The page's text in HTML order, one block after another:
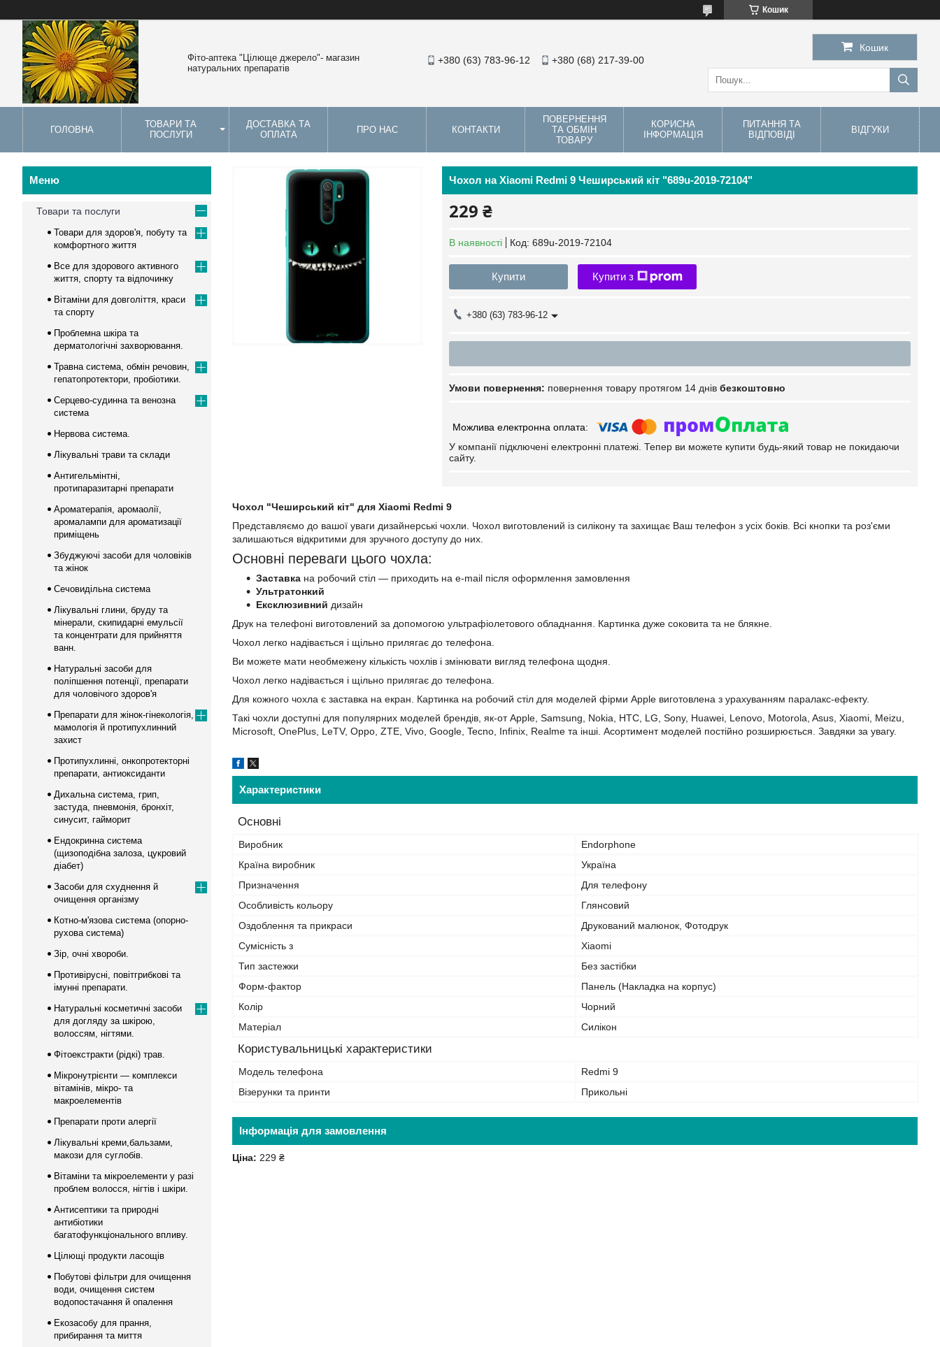
Кошик
Фіто-аптека "Цілюще джерело"- магазин
натуральних препаратів
+380 (63) 783-96-12 +380 (68) 217-39-00
Кошик
ГОЛОВНА
ТОВАРИ ТА
ПОСЛУГИ
ДОСТАВКА ТА
ОПЛАТА
ПРО НАС КОНТАКТИ
ПОВЕРНЕННЯ
ТА ОБМІН
ТОВАРУ
КОРИСНА
ІНФОРМАЦІЯ
ПИТАННЯ ТА
ВІДПОВІДІ
ВІДГУКИ
Чохол на Xiaomi Redmi 9 Чеширський кіт "689u-2019-72104"
229 ₴
В наявності Код: 689u-2019-72104
Купити Купити з
+380 (63) 783-96-12
повернення товару протягом 14 днів безкоштовно
У компанії підключені електронні платежі. Тепер ви можете купити будь-який товар не покидаючи
сайту.
Чохол "Чеширський кіт" для Xiaomi Redmi 9
Представляємо до вашої уваги дизайнерські чохли. Чохол виготовлений із силікону та захищає Ваш телефон з усіх боків. Всі кнопки та роз'єми
залишаються відкритими для зручного доступу до них.
Основні переваги цього чохла:
Заставка на робочий стіл — приходить на e-mail після оформлення замовлення
Ультратонкий
Ексклюзивний дизайн
Друк на телефоні виготовлений за допомогою ультрафіолетового обладнання. Картинка дуже соковита та не блякне.
Чохол легко надівається і щільно прилягає до телефона.
Ви можете мати необмежену кількість чохлів і змінювати вигляд телефона щодня.
Чохол легко надівається і щільно прилягає до телефона.
Для кожного чохла є заставка на екран. Картинка на робочий стіл для моделей фірми Apple виготовлена з урахуванням паралакс-ефекту.
Такі чохли доступні для популярних моделей брендів, як-от Apple, Samsung, Nokia, HTC, LG, Sony, Huawei, Lenovo, Motorola, Asus, Xiaomi, Meizu,
Microsoft, OnePlus, LeTV, Oppo, ZTE, Vivo, Google, Tecno, Infinix, Realme та інші. Асортимент моделей постійно розширюється. Завдяки за увагу.
Характеристики
Основні
Виробник
Endorphone
Країна виробник
Україна
Призначення
Для телефону
Особливість кольору
Глянсовий
Оздоблення та прикраси
Друкований малюнок, Фотодрук
Сумісність з
Xiaomi
Тип застежки
Без застібки
Форм-фактор
Панель (Накладка на корпус)
Колір
Чорний
Матеріал
Силікон
Користувальницькі характеристики
Модель телефона
Redmi 9
Візерунки та принти
Прикольні
Інформація для замовлення
Ціна: 229 ₴
Товари та послуги
Товари для здоров'я, побуту та
комфортного життя
Все для здорового активного
життя, спорту та відпочинку
Вітаміни для довголіття, краси
та спорту
Проблемна шкіра та
дерматологічні захворювання.
Травна система, обмін речовин,
гепатопротектори, пробіотики.
Серцево-судинна та венозна
система
Нервова система.
Лікувальні трави та склади
Антигельмінтні,
протипаразитарні препарати
Ароматерапія, аромаолії,
аромалампи для ароматизації
приміщень
Збуджуючі засоби для чоловіків
та жінок
Сечовидільна система
Лікувальні глини, бруду та
мінерали, скипидарні емульсії
та концентрати для прийняття
ванн.
Натуральні засоби для
поліпшення потенції, препарати
для чоловічого здоров'я
Препарати для жінок-гінекологія,
мамологія й протипухлинний
захист
Протипухлинні, онкопротекторні
препарати, антиоксиданти
Дихальна система, грип,
застуда, пневмонія, бронхіт,
синусит, гайморит
Ендокринна система
(щизоподібна залоза, цукровий
діабет)
Засоби для схуднення й
очищення організму
Котно-м'язова система (опорно-
рухова система)
Зір, очні хвороби.
Противірусні, повітгрибкові та
імунні препарати.
Натуральні косметичні засоби
для догляду за шкірою,
волоссям, нігтями.
Фітоекстракти (рідкі) трав.
Мікронутрієнти — комплекси
вітамінів, мікро- та
макроелементів
Препарати проти алергії
Лікувальні креми,бальзами,
макози для суглобів.
Вітаміни та мікроелементи у разі
проблем волосся, нігтів і шкіри.
Антисептики та природні
антибіотики
багатофункціонального впливу.
Цілющі продукти ласощів
Побутові фільтри для очищення
води, очищення систем
водопостачання й опалення
Екозасобу для прання,
прибирання та миття